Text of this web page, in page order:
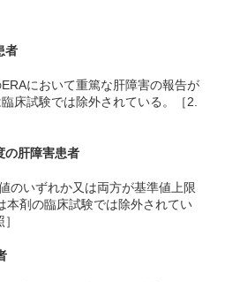
者
において重篤な肝障害の報告が
床試験では除外されている。［2.
肝障害患者
のいずれか又は両方が基準値上限
本剤の臨床試験では除外されてい